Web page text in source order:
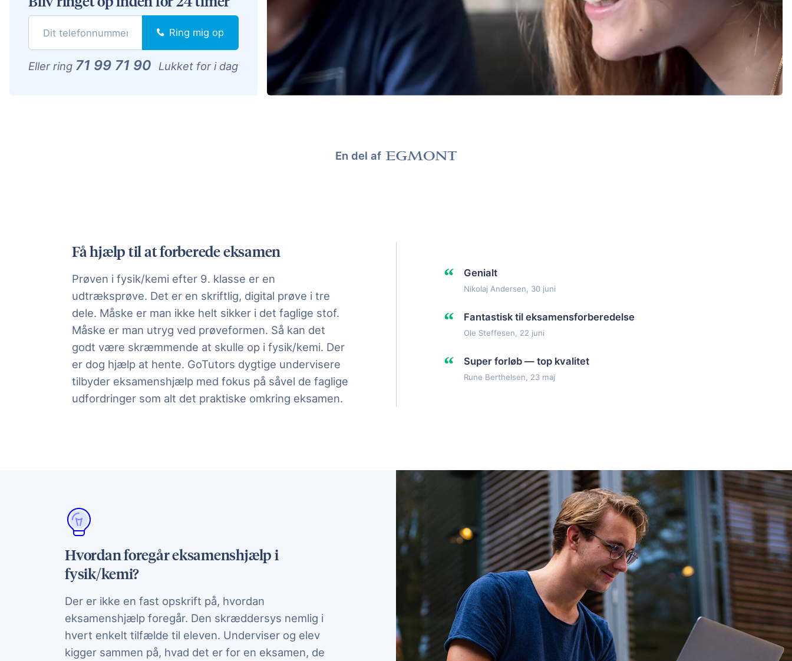
Ring mig op
Eller ring 71 99 71 90 Lukket for i dag
En del af
Få hjælp til at forberede eksamen
Prøven i fysik/kemi efter 9. klasse er en
udtræksprøve. Det er en skriftlig, digital prøve i tre
dele. Måske er man ikke helt sikker i det faglige stof.
Måske er man utryg ved prøveformen. Så kan det
godt være skræmmende at skulle op i fysik/kemi. Der
er dog hjælp at hente. GoTutors dygtige undervisere
tilbyder eksamenshjælp med fokus på såvel de faglige
udfordringer som alt det praktiske omkring eksamen.
“ Genialt
Nikolaj Andersen, 30 juni
“ Fantastisk til eksamensforberedelse
Ole Steffesen, 22 juni
“ Super forløb — top kvalitet
Rune Berthelsen, 23 maj
Hvordan foregår eksamenshjælp i
fysik/kemi?
Der er ikke en fast opskrift på, hvordan
eksamenshjælp foregår. Den skræddersys nemlig i
hvert enkelt tilfælde til eleven. Underviser og elev
kigger sammen på, hvad det er for en eksamen, de